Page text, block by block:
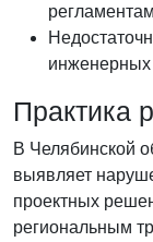
инженерных
Практика
В Челябинской
выявляет
проектных
региональным